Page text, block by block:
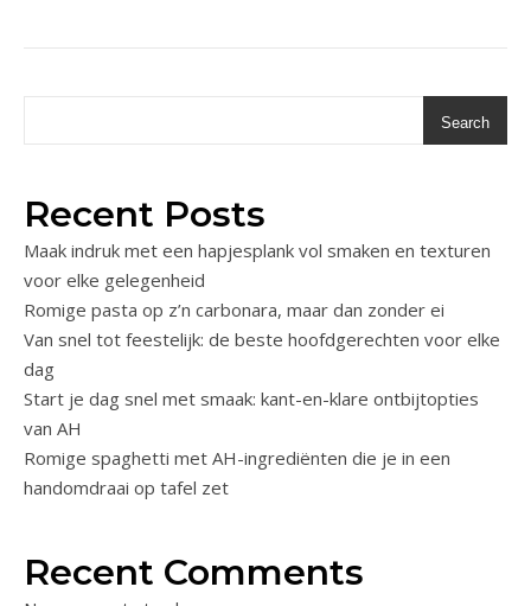
Search
Recent Posts
Maak indruk met een hapjesplank vol smaken en texturen
voor elke gelegenheid
Romige pasta op z’n carbonara, maar dan zonder ei
Van snel tot feestelijk: de beste hoofdgerechten voor elke
dag
Start je dag snel met smaak: kant-en-klare ontbijtopties
van AH
Romige spaghetti met AH-ingrediënten die je in een
handomdraai op tafel zet
Recent Comments